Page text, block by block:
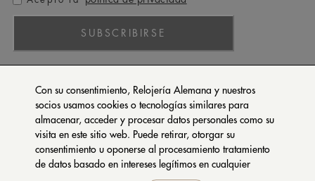
Con su consentimiento, Relojería Alemana y nuestros
socios usamos cookies o tecnologías similares para
almacenar, acceder y procesar datos personales como su
visita en este sitio web. Puede retirar, otorgar su
consentimiento u oponerse al procesamiento tratamiento
de datos basado en intereses legítimos en cualquier
SUBSCRIBIRSE
PATEK PHILIPPE
TUDOR
CARTIER
SETENTA Y NUEVE